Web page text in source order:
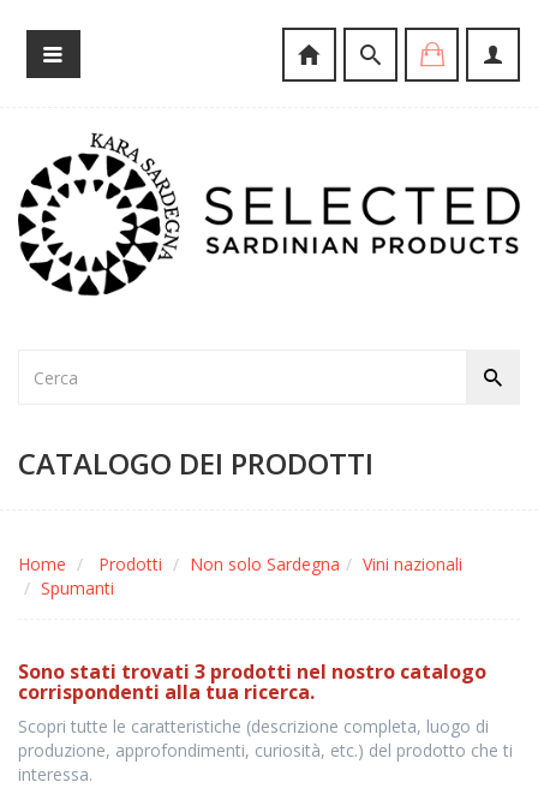
CATALOGO DEI PRODOTTI
Home Prodotti Non solo Sardegna
Vini nazionali
Spumanti
Sono stati trovati 3 prodotti nel nostro catalogo
corrispondenti alla tua ricerca.
Scopri tutte le caratteristiche (descrizione completa, luogo di
produzione, approfondimenti, curiosità, etc.) del prodotto che ti
interessa.